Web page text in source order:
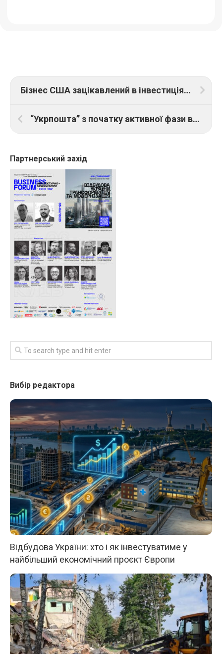
Бізнес США зацікавлений в інвестиціях у проєкти відбудови України – Мінекономіки
“Укрпошта” з початку активної фази війни відновила 90% обсягу експорту та 35% імпорту
Партнерський захід
Вибір редактора
Відбудова України: хто і як інвестуватиме у
найбільший економічний проєкт Європи